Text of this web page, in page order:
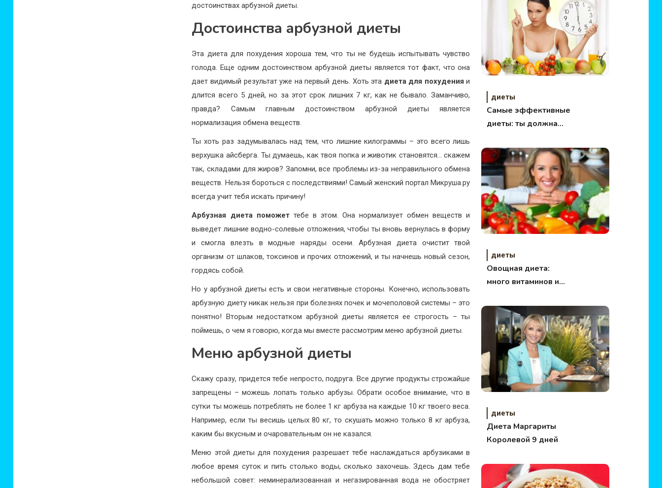
достоинствах арбузной диеты.
Достоинства арбузной диеты
Эта диета для похудения хороша тем, что ты не будешь испытывать чувство
голода. Еще одним достоинством арбузной диеты является тот факт, что она
дает видимый результат уже на первый день. Хоть эта диета для похудения и
длится всего 5 дней, но за этот срок лишних 7 кг, как не бывало. Заманчиво,
правда? Самым главным достоинством арбузной диеты является
нормализация обмена веществ.
Ты хоть раз задумывалась над тем, что лишние килограммы – это всего лишь
верхушка айсберга. Ты думаешь, как твоя попка и животик становятся… скажем
так, складами для жиров? Запомни, все проблемы из-за неправильного обмена
веществ. Нельзя бороться с последствиями! Самый женский портал Микруша.ру
всегда учит тебя искать причину!
Арбузная диета поможеттебе в этом. Она нормализует обмен веществ и
выведет лишние водно-солевые отложения, чтобы ты вновь вернулась в форму
и смогла влезть в модные наряды осени. Арбузная диета очистит твой
организм от шлаков, токсинов и прочих отложений, и ты начнешь новый сезон,
гордясь собой.
Но у арбузной диеты есть и свои негативные стороны. Конечно, использовать
арбузную диету никак нельзя при болезнях почек и мочеполовой системы – это
понятно! Вторым недостатком арбузной диеты является ее строгость – ты
поймешь, о чем я говорю, когда мы вместе рассмотрим меню арбузной диеты.
Меню арбузной диеты
Скажу сразу, придется тебе непросто, подруга. Все другие продукты строжайше
запрещены – можешь лопать только арбузы. Обрати особое внимание, что в
сутки ты можешь потреблять не более 1 кг арбуза на каждые 10 кг твоего веса.
Например, если ты весишь целых 80 кг, то скушать можно только 8 кг арбуза,
каким бы вкусным и очаровательным он не казался.
Меню этой диеты для похудения разрешает тебе наслаждаться арбузиками в
любое время суток и пить столько воды, сколько захочешь. Здесь дам тебе
небольшой совет: неминерализованная и негазированная вода не обостряет
диеты
Самые эффективные
диеты: ты должна
диеты
Овощная диета:
много витаминов и
диеты
Диета Маргариты
Королевой 9 дней